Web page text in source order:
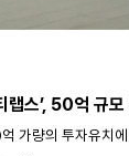
스’, 50억 규모
가량의 투자유치